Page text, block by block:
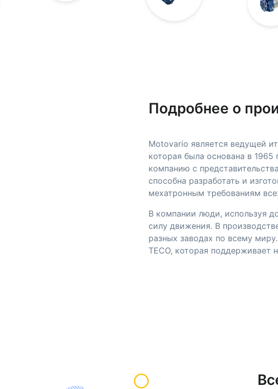
Подробнее о
Motovario является ведущей
которая была основана в
компанию с
способна разработать и
мехатронным требованиям
В компании люди, используя
силу движения. В
разных заводах по всему
TECO, которая поддерживает